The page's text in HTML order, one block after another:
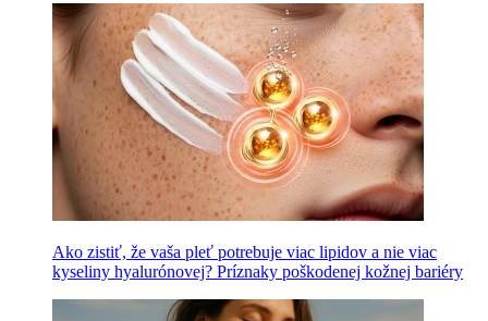
Ako zistiť, že vaša pleť potrebuje viac lipidov a nie viac
kyseliny hyalurónovej? Príznaky poškodenej kožnej bariéry